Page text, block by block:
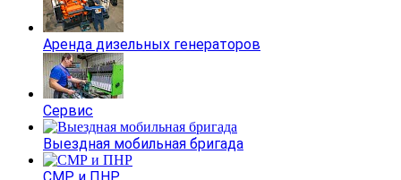
Аренда дизельных генераторов
Сервис
Выездная мобильная бригада